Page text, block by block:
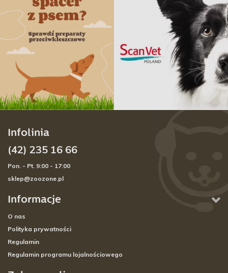
Informacje
O nas
Polityka prywatności
Regulamin
Regulamin programu lojalnościowego
Infolinia
(42) 235 16 66
Pon. - Pt. 9:00 - 17:00
sklep@zoozone.pl